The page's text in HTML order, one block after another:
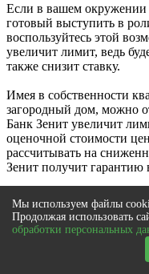
Если в вашем окружении
готовый выступить в
воспользуйтесь этой
увеличит лимит, ведь
также снизит ставку.
Имея в собственности
загородный дом, можно
Банк Зенит увеличит
оценочной стоимости
рассчитывать на
Зенит получит гарантию
Подать заявку на
Зенит
Мы используем файлы
Продолжая использовать
обработки персональных